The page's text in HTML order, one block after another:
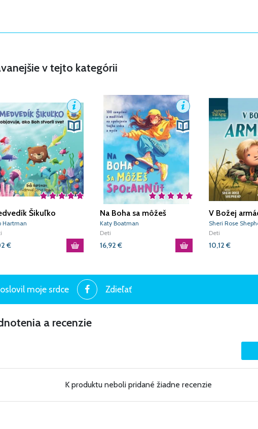
v tejto kategórii
Šikuľko
ako Boh stvoril
Hartman
€
Na Boha sa môžeš
spoľahnúť
Katy Boatman
Deti
16,92 €
V Božej
Sheri Rose
Deti
10,12 €
moje srdce Zdieľať
a recenzie
K produktu neboli pridané žiadne recenzie